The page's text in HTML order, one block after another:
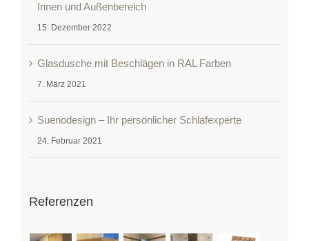
Innen und Außenbereich
15. Dezember 2022
Glasdusche mit Beschlägen in RAL Farben
7. März 2021
Suenodesign – Ihr persönlicher Schlafexperte
24. Februar 2021
Referenzen